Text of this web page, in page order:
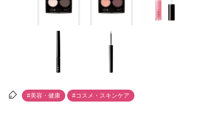
#美容・健康 #コスメ・スキンケア